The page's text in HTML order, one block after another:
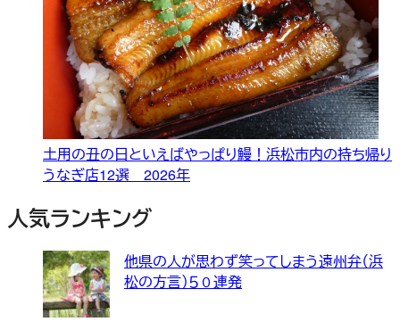
土用の丑の日といえばやっぱり鰻！浜松市内の持ち帰り
うなぎ店12選 2026年
人気ランキング
他県の人が思わず笑ってしまう遠州弁（浜
松の方言）５０連発